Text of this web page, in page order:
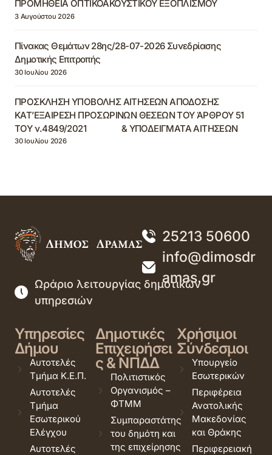
ΠΡΟΜΗΘΕΙΑ ΟΠΤΙΚΟΑΚΟΥΣΤΙΚΟΥ ΕΞΟΠΛΙΣΜΟΥ
3 Αυγούστου 2026
Πίνακας Θεμάτων 28ης/28-07-2026 Συνεδρίασης
Δημοτικής Επιτροπής
30 Ιουλίου 2026
ΠΡΟΣΚΛΗΣΗ ΥΠΟΒΟΛΗΣ ΑΙΤΗΣΕΩΝ ΑΠΟΔΟΣΗΣ
ΚΑΤ’ΕΞΑΙΡΕΣΗ ΠΡΟΣΩΡΙΝΩΝ ΘΕΣΕΩΝ ΤΟΥ ΆΡΘΡΟΥ 51
ΤΟΥ ν.4849/2021 & ΥΠΟΔΕΙΓΜΑΤΑ ΑΙΤΗΣΕΩΝ
30 Ιουλίου 2026
25213 50600
info@dimosdr
amas.gr
Ωράριο λειτουργίας δημοτικών
υπηρεσιών
Υπηρεσίες
Δήμου
Αυτοτελές
Τμήμα Κ.Ε.Π.
Αυτοτελές
Τμήμα
Εσωτερικού
Ελέγχου
Αυτοτελές
Δημοτικές
Επιχειρήσει
ς & ΝΠΔΔ
Πολιτιστικός
Οργανισμός –
ΦΤΜΜ
Συμπαραστάτης
του δημότη και
της επιχείρησης
Χρήσιμοι
Σύνδεσμοι
Υπουργείο
Εσωτερικών
Περιφέρεια
Ανατολικής
Μακεδονίας
και Θράκης
Περιφερειακή